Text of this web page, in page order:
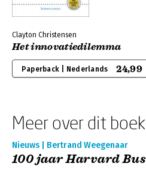
Clayton Christensen
Het innovatiedilemma
Paperback | Nederlands 24,99
Meer over dit boek
Nieuws | Bertrand Weegenaar
100 jaar Harvard